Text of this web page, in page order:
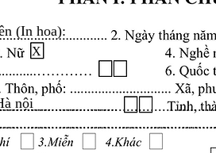
(In hoa):
X
nội